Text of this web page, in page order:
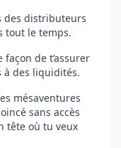
des distributeurs
tout le temps.
façon de t’assurer
à des liquidités.
mésaventures
sans accès
tête où tu veux